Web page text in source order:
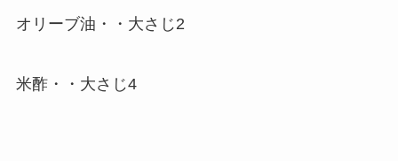
オリーブ油・・大さじ2
米酢・・大さじ4